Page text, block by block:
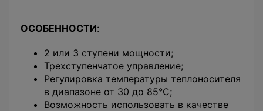
ОСОБЕННОСТИ:
2 или 3 ступени мощности;
Трехступенчатое управление;
Регулировка температуры теплоносителя
в диапазоне от 30 до 85°С;
Возможность использовать в качестве